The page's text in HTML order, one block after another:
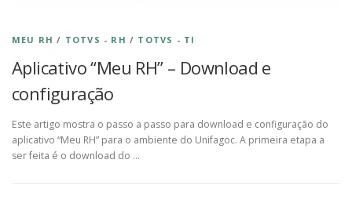
MEU RH / TOTVS - RH / TOTVS - TI
Aplicativo “Meu RH” – Download e
configuração
Este artigo mostra o passo a passo para download e configuração do
aplicativo “Meu RH” para o ambiente do Unifagoc. A primeira etapa a
ser feita é o download do …